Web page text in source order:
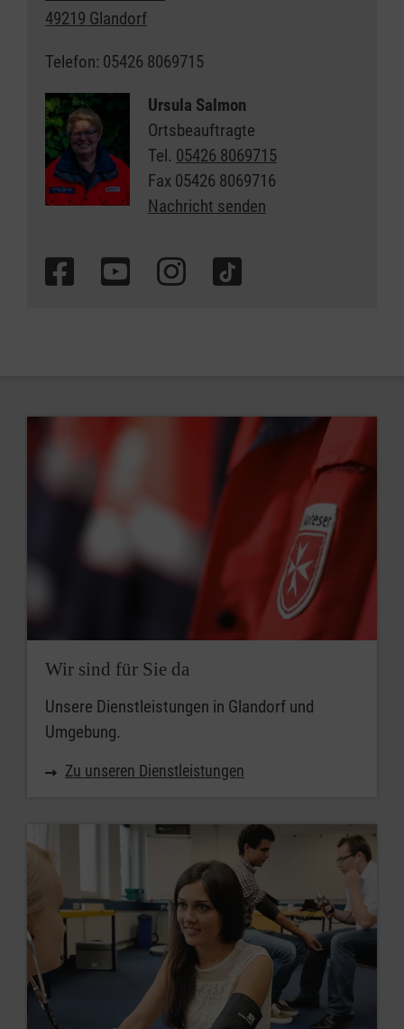
49219 Glandorf
Telefon: 05426 8069715
Ursula Salmon
Ortsbeauftragte
Tel. 05426 8069715
Fax 05426 8069716
Nachricht senden
Wir sind für Sie da
Unsere Dienstleistungen in Glandorf und
Umgebung.
Zu unseren Dienstleistungen